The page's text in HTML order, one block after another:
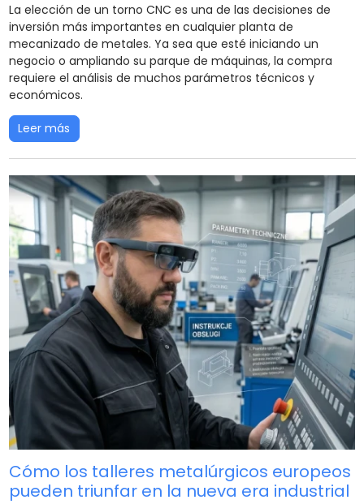
La elección de un torno CNC es una de las decisiones de
inversión más importantes en cualquier planta de
mecanizado de metales. Ya sea que esté iniciando un
negocio o ampliando su parque de máquinas, la compra
requiere el análisis de muchos parámetros técnicos y
económicos.
Leer más
Cómo los talleres metalúrgicos europeos
pueden triunfar en la nueva era industrial